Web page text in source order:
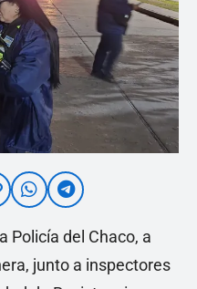
Policía del Chaco, a
junto a inspectores